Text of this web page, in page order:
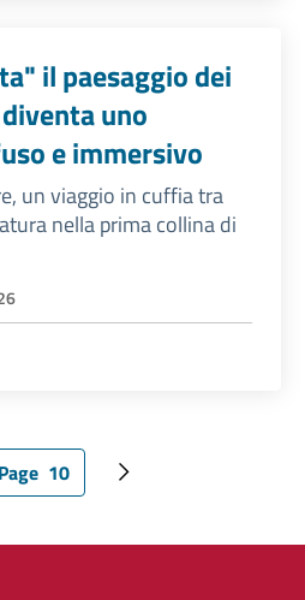
il paesaggio dei
uno
e immersivo
un viaggio in cuffia tra
nella prima collina di
Pagina attuale
Page 10 Pagina successiva